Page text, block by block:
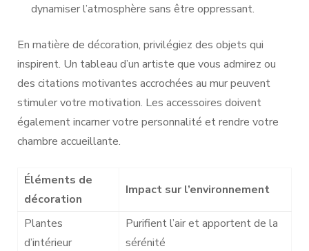
dynamiser l’atmosphère sans être oppressant.
En matière de décoration, privilégiez des objets qui
inspirent. Un tableau d’un artiste que vous admirez ou
des citations motivantes accrochées au mur peuvent
stimuler votre motivation. Les accessoires doivent
également incarner votre personnalité et rendre votre
chambre accueillante.
Éléments de
décoration
Impact sur l’environnement
Plantes
d’intérieur
Purifient l’air et apportent de la
sérénité